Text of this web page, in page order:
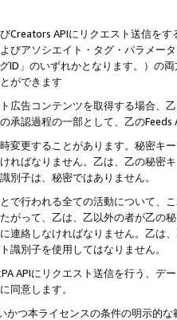
Creators APIにリクエスト送信を
びアソシエイト・タグ・パラメー
ID」のいずれかとなります。）の
ができます
広告コンテンツを取得する場合、
承認過程の一部として、乙の
変更することがあります。秘密キ
ればなりません。乙は、乙の秘密
別子は、秘密ではありません。
で行われる全ての活動について、
がって、乙は、乙以外の者が乙の
連絡しなければなりません。乙は
識別子を使用してはなりません。
APIにリクエスト送信を行う、デ
同意します。
かつ本ライセンスの条件の明示的